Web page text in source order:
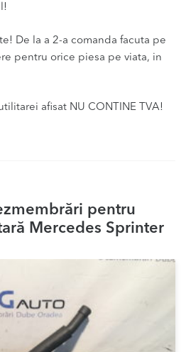
De la a 2-a comanda facuta pe
pentru orice piesa pe viata, in
afisat NU CONTINE TVA!
pentru
Mercedes Sprinter